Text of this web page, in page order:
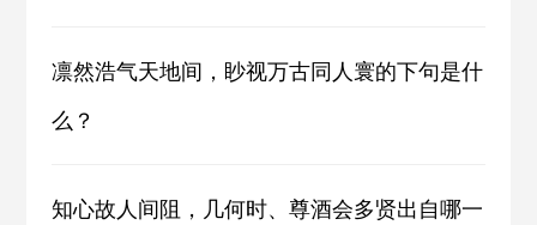
凛然浩气天地间，眇视万古同人寰的下句是什
么？
知心故人间阻，几何时、尊酒会多贤出自哪一